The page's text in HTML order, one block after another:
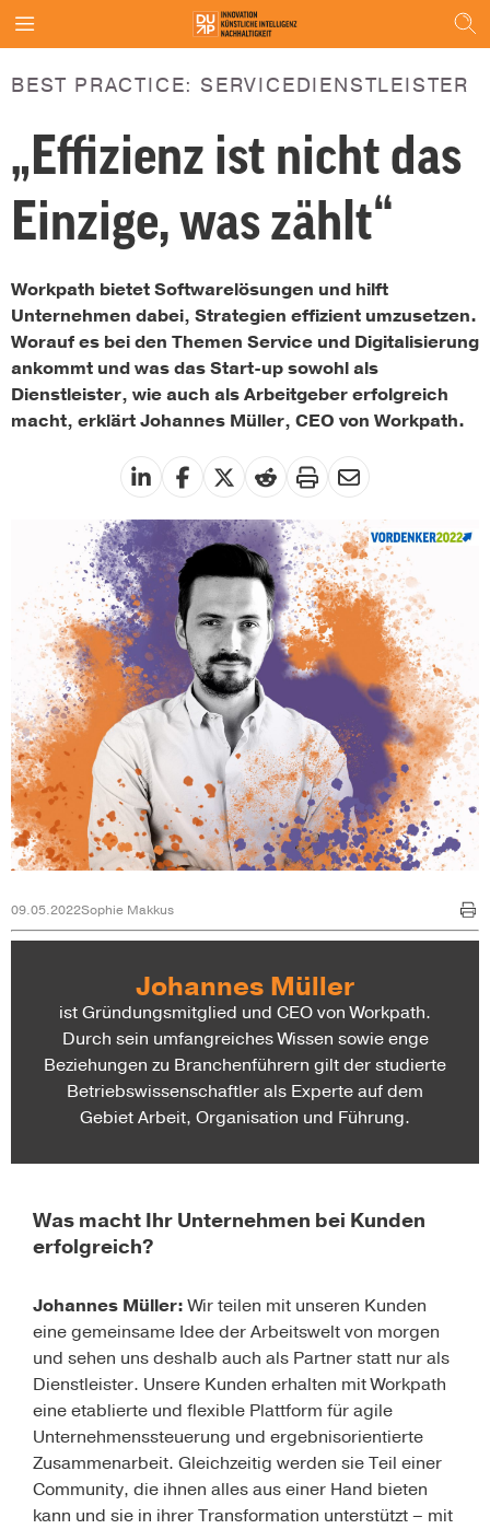
BEST PRACTICE: SERVICEDIENSTLEISTER
„Effizienz ist nicht das
Einzige, was zählt“
Workpath bietet Softwarelösungen und hilft
Unternehmen dabei, Strategien effizient umzusetzen.
Worauf es bei den Themen Service und Digitalisierung
ankommt und was das Start-up sowohl als
Dienstleister, wie auch als Arbeitgeber erfolgreich
macht, erklärt Johannes Müller, CEO von Workpath.
09.05.2022Sophie Makkus
Johannes Müller
ist Gründungsmitglied und CEO von Workpath.
Durch sein umfangreiches Wissen sowie enge
Beziehungen zu Branchenführern gilt der studierte
Betriebswissenschaftler als Experte auf dem
Gebiet Arbeit, Organisation und Führung.
Was macht Ihr Unternehmen bei Kunden
erfolgreich?
Johannes Müller:Wir teilen mit unseren Kunden
eine gemeinsame Idee der Arbeitswelt von morgen
und sehen uns deshalb auch als Partner statt nur als
Dienstleister. Unsere Kunden erhalten mit Workpath
eine etablierte und flexible Plattform für agile
Unternehmenssteuerung und ergebnisorientierte
Zusammenarbeit. Gleichzeitig werden sie Teil einer
Community, die ihnen alles aus einer Hand bieten
kann und sie in ihrer Transformation unterstützt – mit